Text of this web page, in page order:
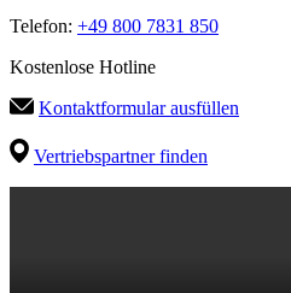
Telefon: +49 800 7831 850
Kostenlose Hotline
Kontaktformular ausfüllen
Vertriebspartner finden